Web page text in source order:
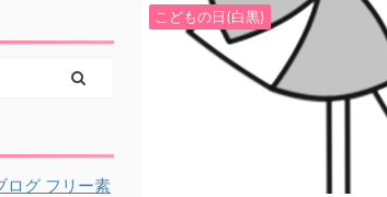
こどもの日(白黒)